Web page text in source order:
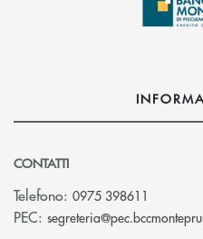
CONTATTI
Telefono: 0975 398611
PEC: